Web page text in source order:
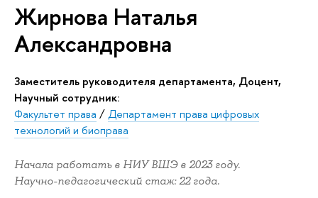
Жирнова Наталья
Александровна
Заместитель руководителя департамента, Доцент,
Научный сотрудник:
Факультет права /Департамент права цифровых
технологий и биоправа
Начала работать в НИУ ВШЭ в 2023 году.
Научно-педагогический стаж: 22 года.